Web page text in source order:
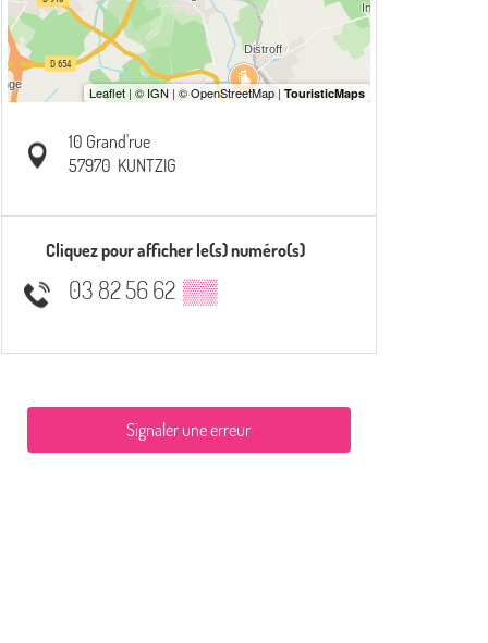
10 Grand'rue
57970 KUNTZIG
Cliquez pour afficher le(s) numéro(s)
03 82 56 62 ▒▒
Signaler une erreur